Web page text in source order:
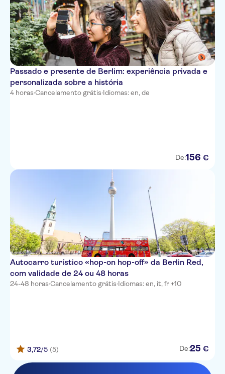
Passado e presente de Berlim: experiência privada e
personalizada sobre a história
4 horas·Cancelamento grátis·Idiomas: en, de
De:156 €
Autocarro turístico «hop-on hop-off» da Berlin Red,
com validade de 24 ou 48 horas
24-48 horas·Cancelamento grátis·Idiomas: en, it, fr +10
3,72/5 (5) De:25 €